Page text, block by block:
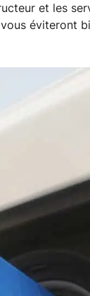
et les
éviteront